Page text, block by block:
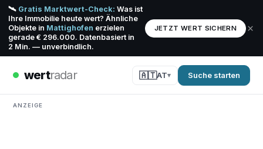
🛰️ Gratis Marktwert-Check: Was ist
Ihre Immobilie heute wert? Ähnliche
Objekte in Mattighofen erzielen
gerade € 296.000. Datenbasiert in
2 Min. — unverbindlich.
JETZT WERT SICHERN ×
wertradar 🇦🇹AT Suche starten
ANZEIGE